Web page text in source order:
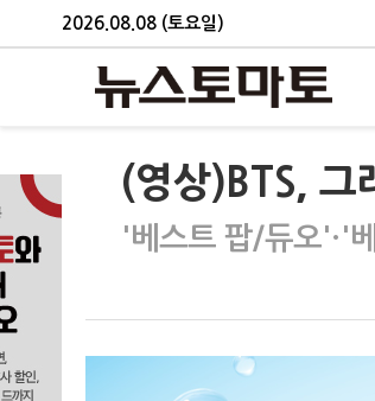
2026.08.08 (토요일)
(영상)BTS,
'베스트 팝/듀오'·'